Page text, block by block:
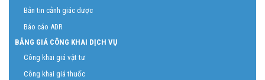
Bản tin cảnh giác dược
Báo cáo ADR
BẢNG GIÁ CÔNG KHAI DỊCH VỤ
Công khai giá vật tư
Công khai giá thuốc